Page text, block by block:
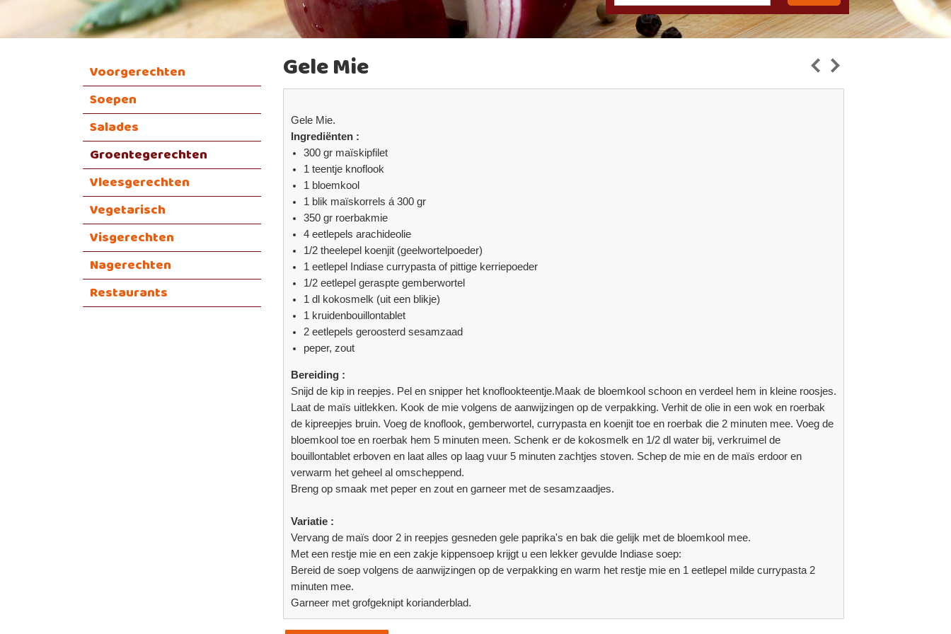
Voorgerechten
Soepen
Salades
Groentegerechten
Vleesgerechten
Vegetarisch
Visgerechten
Nagerechten
Restaurants
Gele Mie
Gele Mie.
Ingrediënten :
300 gr maïskipfilet
1 teentje knoflook
1 bloemkool
1 blik maïskorrels á 300 gr
350 gr roerbakmie
4 eetlepels arachideolie
1/2 theelepel koenjit (geelwortelpoeder)
1 eetlepel Indiase currypasta of pittige kerriepoeder
1/2 eetlepel geraspte gemberwortel
1 dl kokosmelk (uit een blikje)
1 kruidenbouillontablet
2 eetlepels geroosterd sesamzaad
peper, zout
Bereiding :
Snijd de kip in reepjes. Pel en snipper het knoflookteentje.Maak de bloemkool schoon en verdeel hem in kleine roosjes.
Laat de maïs uitlekken. Kook de mie volgens de aanwijzingen op de verpakking. Verhit de olie in een wok en roerbak
de kipreepjes bruin. Voeg de knoflook, gemberwortel, currypasta en koenjit toe en roerbak die 2 minuten mee. Voeg de
bloemkool toe en roerbak hem 5 minuten meen. Schenk er de kokosmelk en 1/2 dl water bij, verkruimel de
bouillontablet erboven en laat alles op laag vuur 5 minuten zachtjes stoven. Schep de mie en de maïs erdoor en
verwarm het geheel al omscheppend.
Breng op smaak met peper en zout en garneer met de sesamzaadjes.
Variatie :
Vervang de maïs door 2 in reepjes gesneden gele paprika's en bak die gelijk met de bloemkool mee.
Met een restje mie en een zakje kippensoep krijgt u een lekker gevulde Indiase soep:
Bereid de soep volgens de aanwijzingen op de verpakking en warm het restje mie en 1 eetlepel milde currypasta 2
minuten mee.
Garneer met grofgeknipt korianderblad.